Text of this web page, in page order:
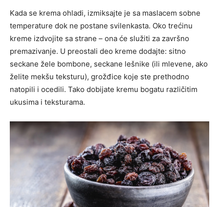
Kada se krema ohladi, izmiksajte je sa maslacem sobne
temperature dok ne postane svilenkasta. Oko trećinu
kreme izdvojite sa strane – ona će služiti za završno
premazivanje. U preostali deo kreme dodajte: sitno
seckane žele bombone, seckane lešnike (ili mlevene, ako
želite mekšu teksturu), grožđice koje ste prethodno
natopili i ocedili. Tako dobijate kremu bogatu različitim
ukusima i teksturama.